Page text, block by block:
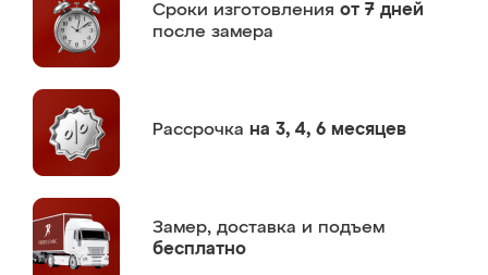
Сроки изготовления от 7 дней
после замера
Рассрочка на 3, 4, 6 месяцев
Замер, доставка и подъем
бесплатно